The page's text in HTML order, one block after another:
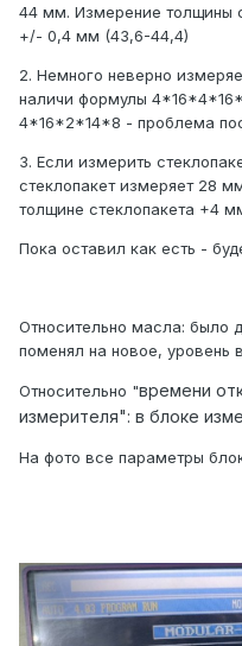
44 мм. Измерение толщины
+/- 0,4 мм (43,6-44,4)
2. Немного неверно
наличи формулы
4*16*2*14*8 - проблема
3. Если измерить
стеклопакет измеряет 28
толщине стеклопакета +4
Пока оставил как есть -
Относительно масла: было
поменял на новое, уровень
Относительно "времени
измерителя": в блоке
На фото все параметры